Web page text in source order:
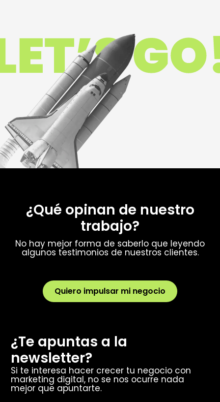
¿Qué opinan de nuestro
trabajo?
No hay mejor forma de saberlo que leyendo
algunos testimonios de nuestros clientes.
Quiero impulsar mi negocio
¿Te apuntas a la
newsletter?
Si te interesa hacer crecer tu negocio con
marketing digital, no se nos ocurre nada
mejor que apuntarte.